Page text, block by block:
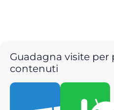
Guadagna visite
contenuti